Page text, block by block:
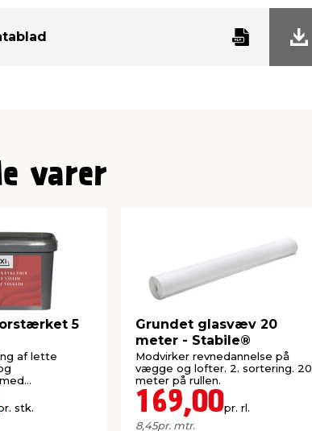
varer
5
af lette
rum.
stk.
Grundet glasvæv 20
meter - Stabile®
Modvirker revnedannelse på
vægge og lofter. 2. sortering. 20
meter på rullen.
169,00pr. rl.
8,45pr. mtr.